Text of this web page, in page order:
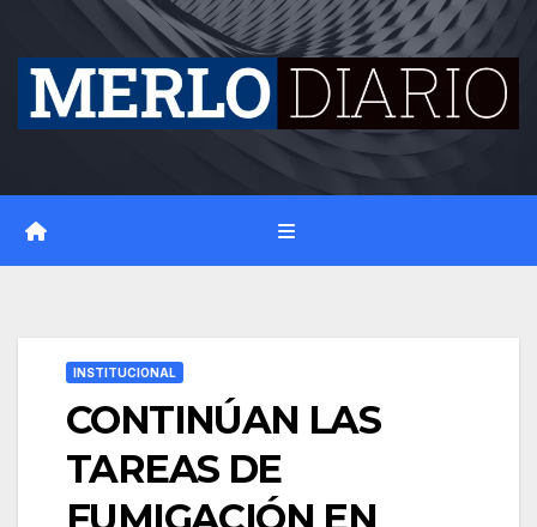
content
INSTITUCIONAL
CONTINÚAN LAS
TAREAS DE